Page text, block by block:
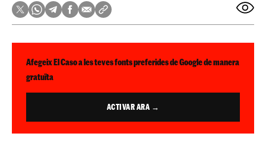
Afegeix El Caso a les teves fonts preferides de Google de manera
gratuïta
ACTIVAR ARA →